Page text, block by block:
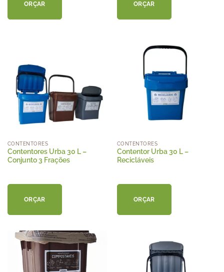
ORÇAR ORÇAR
CONTENTORES
Contentores Urba 30 L –
Conjunto 3 Frações
ORÇAR
CONTENTORES
Contentor Urba 30 L –
Recicláveis
ORÇAR